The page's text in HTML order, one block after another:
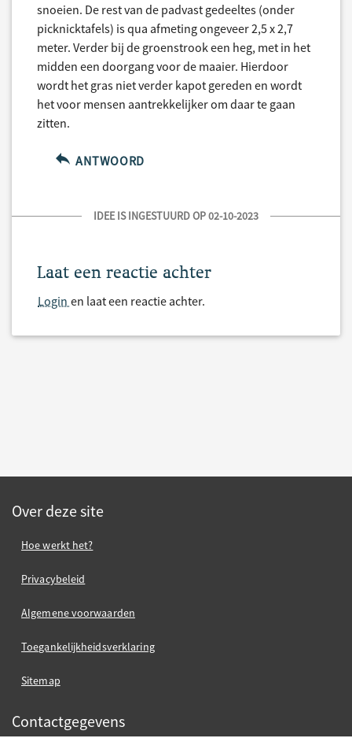
snoeien. De rest van de padvast gedeeltes (onder
picknicktafels) is qua afmeting ongeveer 2,5 x 2,7
meter. Verder bij de groenstrook een heg, met in het
midden een doorgang voor de maaier. Hierdoor
wordt het gras niet verder kapot gereden en wordt
het voor mensen aantrekkelijker om daar te gaan
zitten.
ANTWOORD
IDEE IS INGESTUURD OP 02-10-2023
Laat een reactie achter
Login en laat een reactie achter.
Over deze site
Hoe werkt het?
Privacybeleid
Algemene voorwaarden
Toegankelijkheidsverklaring
Sitemap
Contactgegevens